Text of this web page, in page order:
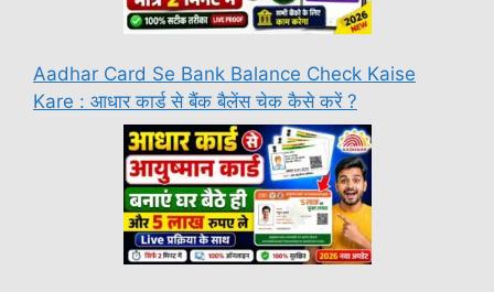
Aadhar Card Se Bank Balance Check Kaise
Kare : आधार कार्ड से बैंक बैलेंस चेक कैसे करें ?